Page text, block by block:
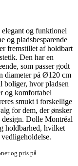
og funktionel
og pladsbesparende
fremstillet af holdbart
Den har en
som passer godt
diameter på Ø120 cm
boliger, hvor pladsen
og komfortabel
smukt i forskellige
for dem, der ønsker
Dolle Montréal
holdbarhed, hvilket
og pris på